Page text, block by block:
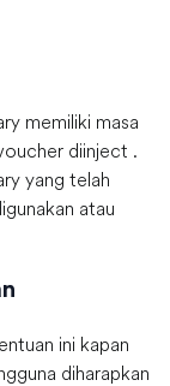
memiliki masa
diinject .
yang telah
atau
ini kapan
diharapkan